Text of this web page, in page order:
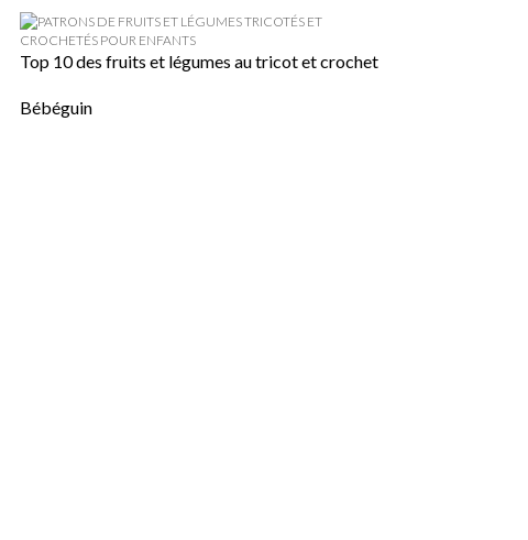
Top 10 des fruits et légumes au tricot et crochet
Bébéguin